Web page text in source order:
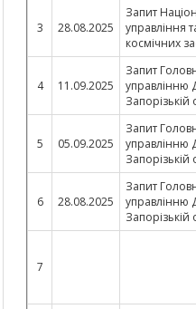
3 28.08.2025
Запит
управління
космічних
4 11.09.2025
Запит
управлінню
Запорізькій
5 05.09.2025
Запит
управлінню
Запорізькій
6 28.08.2025
Запит
управлінню
Запорізькій
7